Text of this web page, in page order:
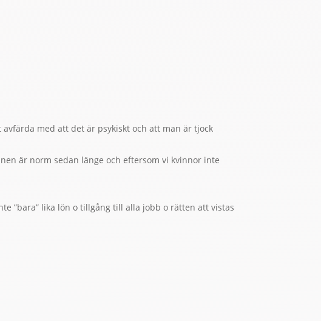
med att det är psykiskt och att man är tjock
är norm sedan länge och eftersom vi kvinnor inte
”bara” lika lön o tillgång till alla jobb o rätten att vistas